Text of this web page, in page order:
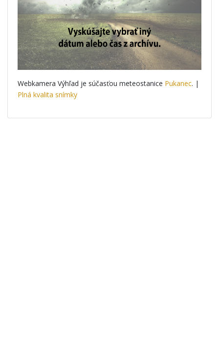
Webkamera Výhľad je súčasťou meteostanice Pukanec. |
Plná kvalita snímky